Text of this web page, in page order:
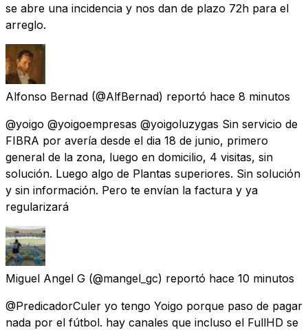
se abre una incidencia y nos dan de plazo 72h para el
arreglo.
Alfonso Bernad (@AlfBernad) reportó hace 8 minutos
@yoigo @yoigoempresas @yoigoluzygas Sin servicio de
FIBRA por avería desde el dia 18 de junio, primero
general de la zona, luego en domicilio, 4 visitas, sin
solución. Luego algo de Plantas superiores. Sin solución
y sin información. Pero te envían la factura y ya
regularizará
Miguel Angel G (@mangel_gc) reportó hace 10 minutos
@PredicadorCuler yo tengo Yoigo porque paso de pagar
nada por el fútbol. hay canales que incluso el FullHD se